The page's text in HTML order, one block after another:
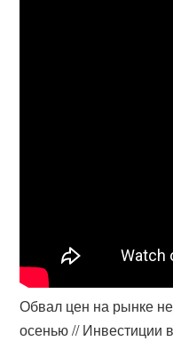
Обвал цен на рынке
осенью // Инвестиции